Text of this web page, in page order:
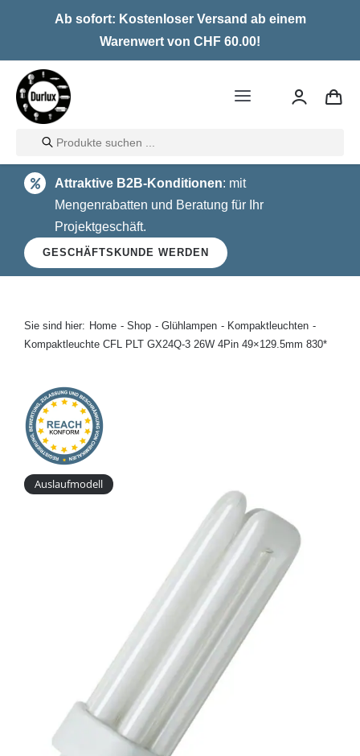
Ab sofort: Kostenloser Versand ab einem
Warenwert von CHF 60.00!
Toggle
Home
LED
Halogen
Glühlampen
Kontakt
Products
search
Attraktive B2B-Konditionen: mit
Mengenrabatten und Beratung für Ihr
Projektgeschäft.
GESCHÄFTSKUNDE WERDEN
Sie sind hier: Home Shop Glühlampen
Kompaktleuchten
Kompaktleuchte CFL PLT GX24Q-3 26W 4Pin 49×129.5mm 830*
Auslaufmodell